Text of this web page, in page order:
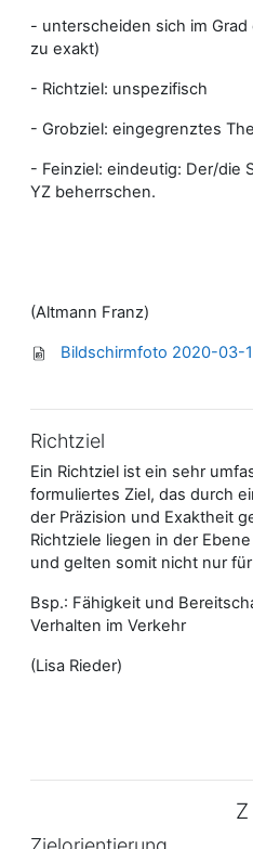
- unterscheiden sich im
zu exakt)
- Richtziel: unspezifisch
- Grobziel: eingegrenztes
- Feinziel: eindeutig: Der/die
YZ beherrschen.
(Altmann Franz)
Bildschirmfoto 2020-03-
Richtziel
Ein Richtziel ist ein sehr
formuliertes Ziel, das durch
der Präzision und Exaktheit
Richtziele liegen in der
und gelten somit nicht nur
Bsp.: Fähigkeit und
Verhalten im Verkehr
(Lisa Rieder)
Z